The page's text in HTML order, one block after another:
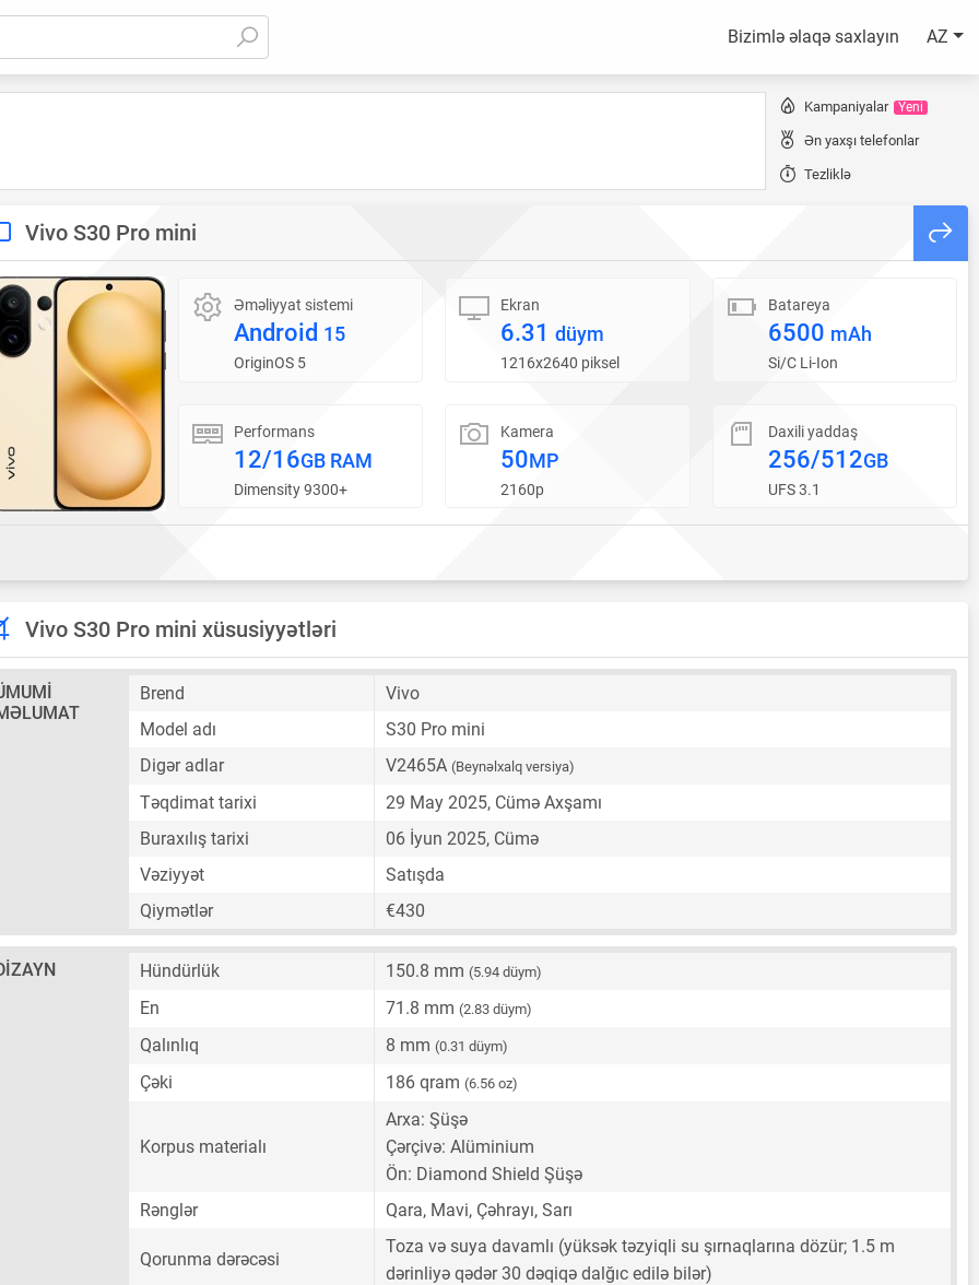
Bizimlə əlaqə saxlayın AZ
Kampaniyalar Yeni
Ən yaxşı telefonlar
Tezliklə
Vivo S30 Pro mini
Əməliyyat sistemi
Android 15
OriginOS 5
Ekran
6.31düym
1216x2640 piksel
Batareya
6500 mAh
Si/C Li-Ion
Performans
12/16GB RAM
Dimensity 9300+
Kamera
50MP
2160p
Daxili yaddaş
256/512GB
UFS 3.1
Vivo S30 Pro mini xüsusiyyətləri
Brend
Vivo
Model adı
S30 Pro mini
Digər adlar
V2465A (Beynəlxalq versiya)
Təqdimat tarixi
29 May 2025, Cümə Axşamı
Buraxılış tarixi
06 İyun 2025, Cümə
Vəziyyət
Satışda
Qiymətlər
€430
Hündürlük 150.8 mm (5.94 düym)
En 71.8 mm (2.83 düym)
Qalınlıq 8 mm (0.31 düym)
Çəki 186 qram (6.56 oz)
Korpus materialı
Arxa: Şüşə
Çərçivə: Alüminium
Ön: Diamond Shield Şüşə
Rənglər
Qara, Mavi, Çəhrayı, Sarı
Qorunma dərəcəsi
Toza və suya davamlı (yüksək təzyiqli su şırnaqlarına dözür; 1.5 m
dərinliyə qədər 30 dəqiqə dalğıc edilə bilər)